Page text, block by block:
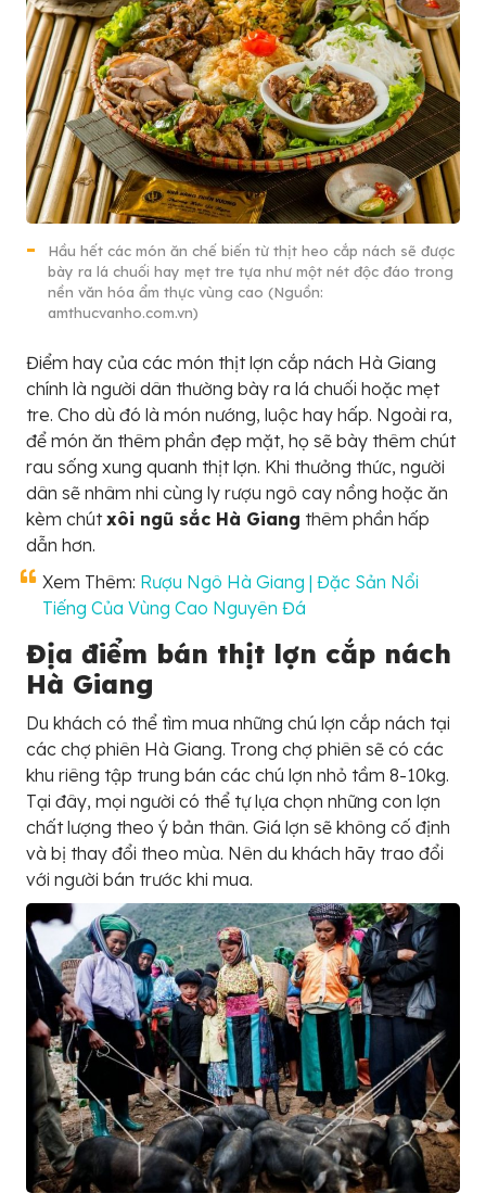
Hầu hết các món ăn chế biến từ thịt heo cắp nách sẽ được
bày ra lá chuối hay mẹt tre tựa như một nét độc đáo trong
nền văn hóa ẩm thực vùng cao (Nguồn:
amthucvanho.com.vn)
Điểm hay của các món thịt lợn cắp nách Hà Giang
chính là người dân thường bày ra lá chuối hoặc mẹt
tre. Cho dù đó là món nướng, luộc hay hấp. Ngoài ra,
để món ăn thêm phần đẹp mặt, họ sẽ bày thêm chút
rau sống xung quanh thịt lợn. Khi thưởng thức, người
dân sẽ nhâm nhi cùng ly rượu ngô cay nồng hoặc ăn
kèm chútxôi ngũ sắc Hà Giang thêm phần hấp
dẫn hơn.
Xem Thêm: Rượu Ngô Hà Giang | Đặc Sản Nổi
Tiếng Của Vùng Cao Nguyên Đá
Địa điểm bán thịt lợn cắp nách
Hà Giang
Du khách có thể tìm mua những chú lợn cắp nách tại
các chợ phiên Hà Giang. Trong chợ phiên sẽ có các
khu riêng tập trung bán các chú lợn nhỏ tầm 8-10kg.
Tại đây, mọi người có thể tự lựa chọn những con lợn
chất lượng theo ý bản thân. Giá lợn sẽ không cố định
và bị thay đổi theo mùa. Nên du khách hãy trao đổi
với người bán trước khi mua.